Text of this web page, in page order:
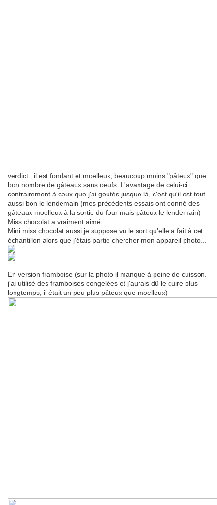
verdict : il est fondant et moelleux, beaucoup moins "pâteux" que
bon nombre de gâteaux sans oeufs. L'avantage de celui-ci
contrairement à ceux que j'ai goutés jusque là, c'est qu'il est tout
aussi bon le lendemain (mes précédents essais ont donné des
gâteaux moelleux à la sortie du four mais pâteux le lendemain)
Miss chocolat a vraiment aimé.
Mini miss chocolat aussi je suppose vu le sort qu'elle a fait à cet
échantillon alors que j'étais partie chercher mon appareil photo...
En version framboise (sur la photo il manque à peine de cuisson,
j'ai utilisé des framboises congelées et j'aurais dû le cuire plus
longtemps, il était un peu plus pâteux que moelleux)